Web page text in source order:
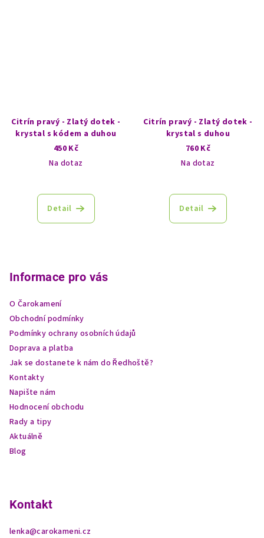
Citrín pravý - Zlatý dotek -
krystal s kódem a duhou
450 Kč
Na dotaz
Detail
Citrín pravý - Zlatý dotek -
krystal s duhou
760 Kč
Na dotaz
Detail
Informace pro vás
O Čarokamení
Obchodní podmínky
Podmínky ochrany osobních údajů
Doprava a platba
Jak se dostanete k nám do Ředhoště?
Kontakty
Napište nám
Hodnocení obchodu
Rady a tipy
Aktuálně
Blog
Kontakt
lenka@carokameni.cz